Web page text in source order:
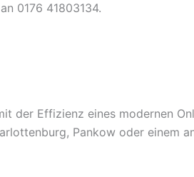
0176 41803134.
Effizienz eines modernen
Pankow oder einem